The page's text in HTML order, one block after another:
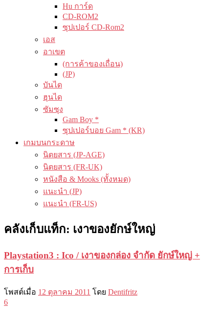
Hu การ์ด
CD-ROM2
ซุปเปอร์ CD-Rom2
เอส
อาเขต
(การค้าของเถื่อน)
(JP)
บันได
ฮุนได
ซัมซุง
Gam Boy *
ซุปเปอร์บอย Gam * (KR)
เกมบนกระดาษ
นิตยสาร (JP-AGE)
นิตยสาร (FR-UK)
หนังสือ & Mooks (ทั้งหมด)
แนะนำ (JP)
แนะนำ (FR-US)
คลังเก็บแท็ก: เงาของยักษ์ใหญ่
Playstation3 : Ico / เงาของกล่อง จำกัด ยักษ์ใหญ่ +
การเก็บ
โพสต์เมื่อ 12 ตุลาคม 2011 โดย Dentifritz
6